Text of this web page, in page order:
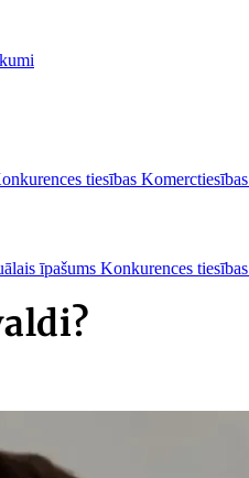
tiesības Komerctiesības
īpašums Konkurences tiesības